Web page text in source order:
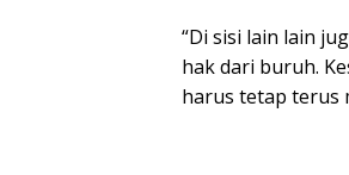
“Di sisi lain lain
hak dari buruh.
harus tetap terus